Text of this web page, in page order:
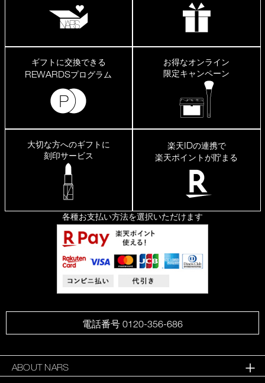
ギフトに交換できる
REWARDSプログラム
お得なオンライン
限定キャンペーン
大切な方へのギフトに
刻印サービス
楽天IDの連携で
楽天ポイントが貯まる
各種お支払い方法を選択いただけます
電話番号 0120-356-686
ABOUT NARS